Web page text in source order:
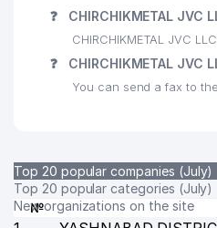
❓ CHIRCHIKMETAL JVC
CHIRCHIKMETAL JVC
❓ CHIRCHIKMETAL JVC
You can send a fax to
Top 20 popular companies (July)
Top 20 popular categories (July)
New organizations on the site
№